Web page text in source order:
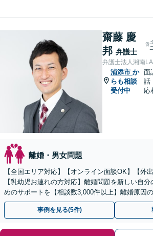
齋藤 慶
邦 弁護士
弁護士法人湘南
浦添市 か
らも相談
受付中
面
話
応
離婚・男女問題
【全国エリア対応】【オンライン面談OK】【外
【乳幼児お連れの方対応】離婚問題を新しい自
めのサポートを【相談数3,000件以上】離婚原因
費、財産分与、慰謝料請求【夜間・休日相談可】
事例を見る(5件)